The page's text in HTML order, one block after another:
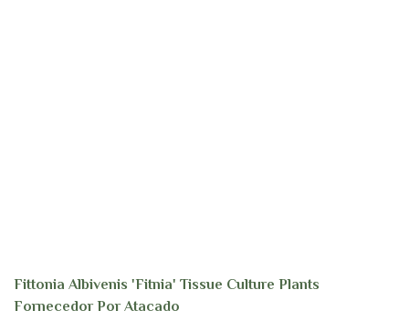
Fittonia Albivenis 'Fitnia' Tissue Culture Plants
Fornecedor Por Atacado